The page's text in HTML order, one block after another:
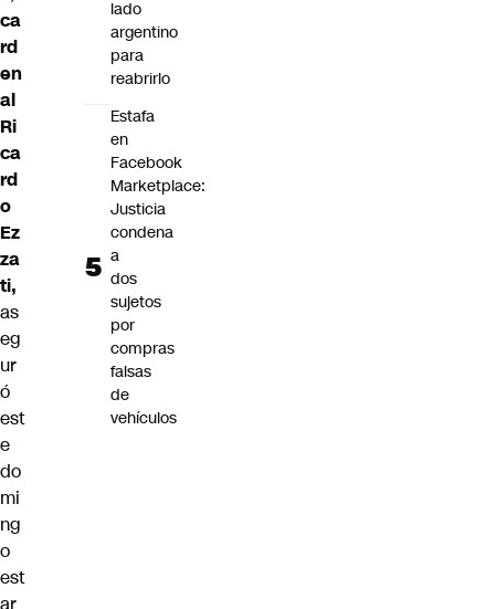
ca
rd
en
al
Ri
ca
rd
o
Ez
za
ti,
as
eg
ur
ó
est
e
do
mi
ng
o
est
ar
lado
argentino
para
reabrirlo
Estafa
en
Facebook
Marketplace:
Justicia
condena
a
dos
sujetos
por
compras
falsas
de
vehículos